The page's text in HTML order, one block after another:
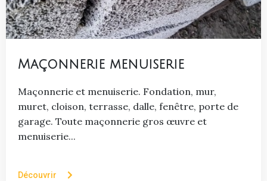
Maçonnerie menuiserie
Maçonnerie et menuiserie. Fondation, mur,
muret, cloison, terrasse, dalle, fenêtre, porte de
garage. Toute maçonnerie gros œuvre et
menuiserie...
Découvrir